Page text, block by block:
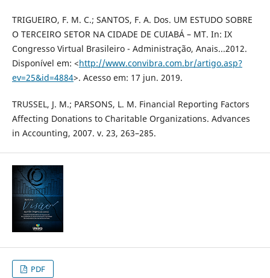
TRIGUEIRO, F. M. C.; SANTOS, F. A. Dos. UM ESTUDO SOBRE
O TERCEIRO SETOR NA CIDADE DE CUIABÁ – MT. In: IX
Congresso Virtual Brasileiro - Administração, Anais...2012.
Disponível em: <http://www.convibra.com.br/artigo.asp?
ev=25&id=4884>. Acesso em: 17 jun. 2019.
TRUSSEL, J. M.; PARSONS, L. M. Financial Reporting Factors
Affecting Donations to Charitable Organizations. Advances
in Accounting, 2007. v. 23, 263–285.
PDF